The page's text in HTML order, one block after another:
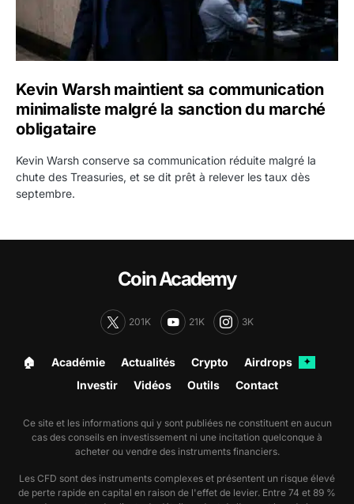
Kevin Warsh maintient sa communication
minimaliste malgré la sanction du marché
obligataire
Kevin Warsh conserve sa communication réduite malgré la
chute des Treasuries, et se dit prêt à relever les taux dès
septembre.
Coin Academy
201K 21K 3K
🏠︎ Académie Actualités Crypto Airdrops ✦
Investir Vidéos Outils Contact
Ce site et les informations qui y sont publiées ne constituent en aucun
cas des conseils en investissement ni une incitation quelconque à
acheter ou vendre des instruments financiers.
Les CFD sont des instruments complexes et présentent un risque élevé
de perte rapide en capital en raison de l'effet de levier. Entre 74 et 89 %